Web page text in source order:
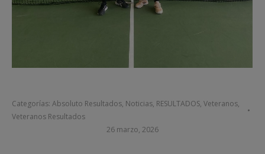
Categorías: Absoluto Resultados, Noticias, RESULTADOS, Veteranos,
Veteranos Resultados
26 marzo, 2026